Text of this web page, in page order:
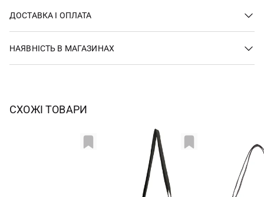
ДОСТАВКА І ОПЛАТА
НАЯВНІСТЬ В МАГАЗИНАХ
СХОЖІ ТОВАРИ